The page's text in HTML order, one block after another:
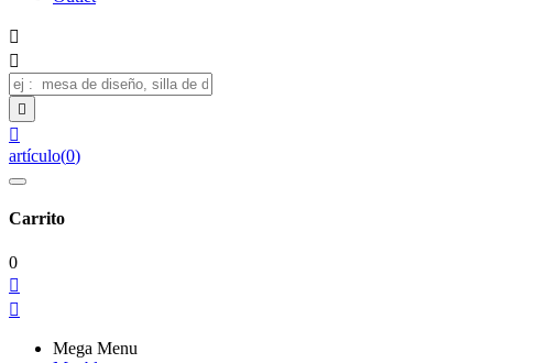




artículo(0)
Carrito
0


Mega Menu